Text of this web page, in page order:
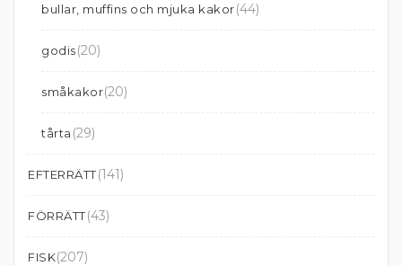
bullar, muffins och mjuka kakor(44)
godis(20)
småkakor(20)
tårta (29)
EFTERRÄTT(141)
FÖRRÄTT(43)
FISK(207)